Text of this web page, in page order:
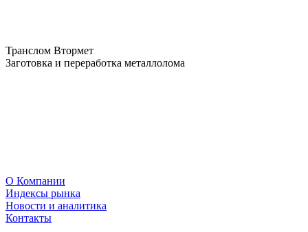
Транслом Втормет
Заготовка и переработка металлолома
О Компании
Индексы рынка
Новости и аналитика
Контакты